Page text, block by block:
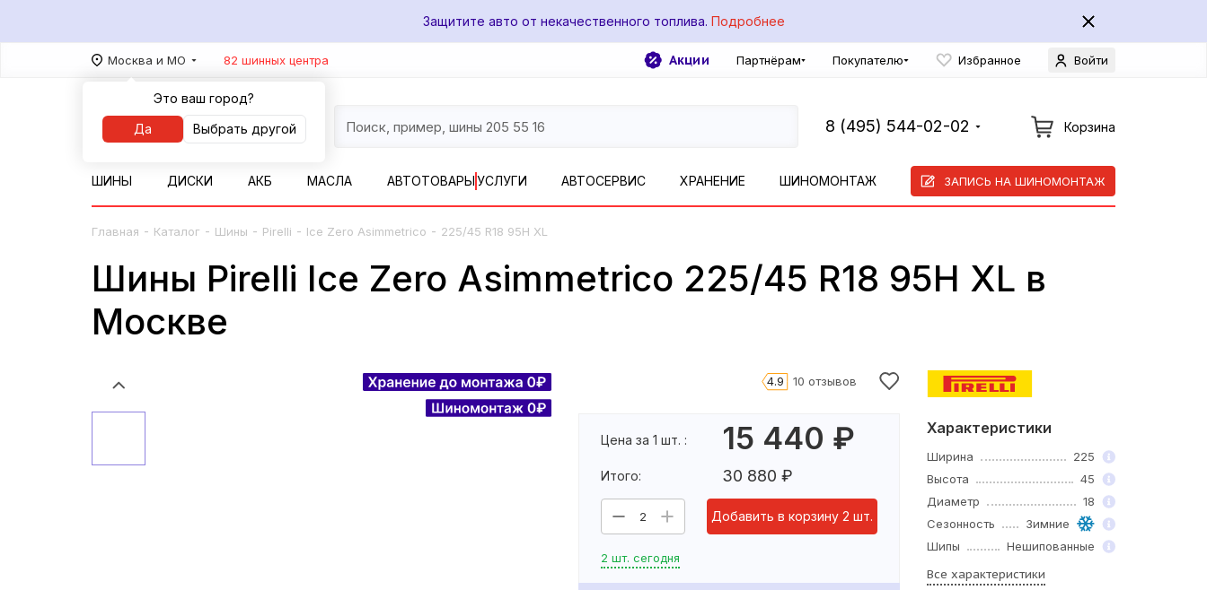
Защитите авто от некачественного топлива. Подробнее
Москва и МО
Это ваш город?
Да
Выбрать другой
82 шинных центра Акции Партнёрам Покупателю Избранное Войти
8 (495) 544-02-02 Корзина
ШИНЫ ДИСКИ АКБ МАСЛА АВТОТОВАРЫУСЛУГИ АВТОСЕРВИС ХРАНЕНИЕ ШИНОМОНТАЖ ЗАПИСЬ НА ШИНОМОНТАЖ
Главная - Каталог - Шины - Pirelli - Ice Zero Asimmetrico - 225/45 R18 95H XL
Шины Pirelli Ice Zero Asimmetrico 225/45 R18 95H XL в
Москве
4.9 10 отзывов
Цена за 1 шт. : 15 440 ₽
Итого: 30 880 ₽
2 Добавить в корзину 2 шт.
2 шт. сегодня
Характеристики
Ширина
225
Высота
45
Диаметр
18
Сезонность
Зимние
Шипы
Нешипованные
Все характеристики